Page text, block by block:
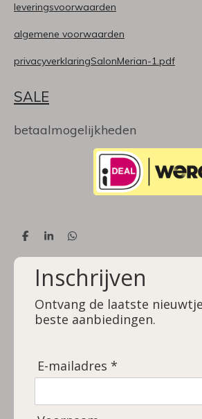
leveringsvoorwaarden
algemene voorwaarden
privacyverklaringSalonMerian-1.pdf
SALE
betaalmogelijkheden
D
l
S
a
D
l
Inschrijven
Ontvang de laatste
beste aanbiedingen.
E-mailadres *